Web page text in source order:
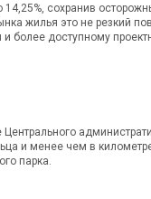
сохранив
жилья это не резкий
более доступному
и менее чем в
парка.